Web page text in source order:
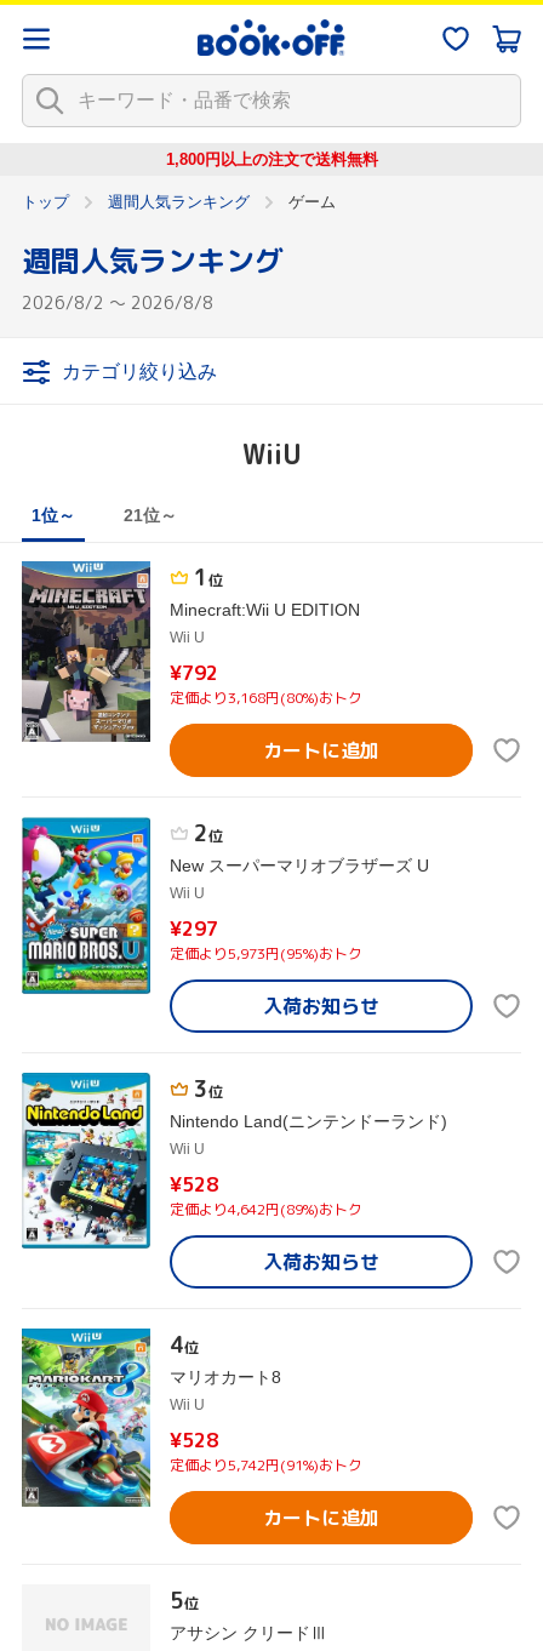
1,800円以上の注文で送料無料
トップ 週間人気ランキング ゲーム
週間人気ランキング
2026/8/2 ～ 2026/8/8
カテゴリ絞り込み
WiiU
1位～ 21位～
1 位
Minecraft:Wii U EDITION
Wii U
¥792
定価より3,168円(80%)おトク
カートに追加
2位
New スーパーマリオブラザーズ U
Wii U
¥297
定価より5,973円(95%)おトク
入荷お知らせ
3位
Nintendo Land(ニンテンドーランド)
Wii U
¥528
定価より4,642円(89%)おトク
入荷お知らせ
4位
マリオカート8
Wii U
¥528
定価より5,742円(91%)おトク
カートに追加
5位
アサシン クリードⅢ